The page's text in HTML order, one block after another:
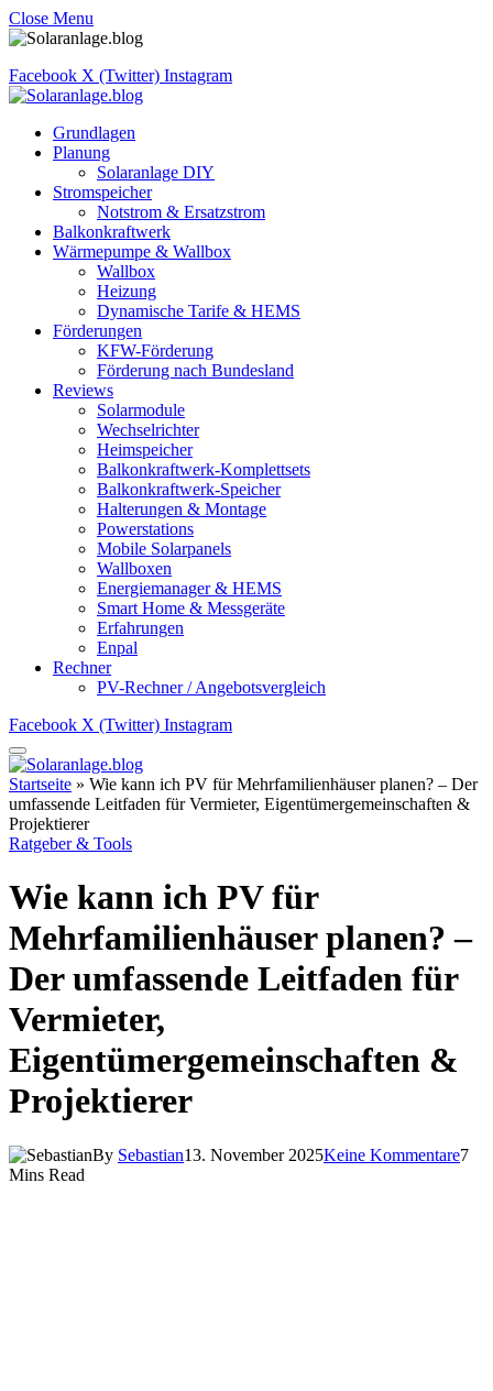
Close Menu
Facebook X (Twitter) Instagram
Grundlagen
Planung
Solaranlage DIY
Stromspeicher
Notstrom & Ersatzstrom
Balkonkraftwerk
Wärmepumpe & Wallbox
Wallbox
Heizung
Dynamische Tarife & HEMS
Förderungen
KFW-Förderung
Förderung nach Bundesland
Reviews
Solarmodule
Wechselrichter
Heimspeicher
Balkonkraftwerk-Komplettsets
Balkonkraftwerk-Speicher
Halterungen & Montage
Powerstations
Mobile Solarpanels
Wallboxen
Energiemanager & HEMS
Smart Home & Messgeräte
Erfahrungen
Enpal
Rechner
PV-Rechner / Angebotsvergleich
Facebook X (Twitter) Instagram
Startseite » Wie kann ich PV für Mehrfamilienhäuser planen? – Der
umfassende Leitfaden für Vermieter, Eigentümergemeinschaften &
Projektierer
Ratgeber & Tools
Wie kann ich PV für
Mehrfamilienhäuser planen? –
Der umfassende Leitfaden für
Vermieter,
Eigentümergemeinschaften &
Projektierer
By Sebastian13. November 2025Keine Kommentare7
Mins Read